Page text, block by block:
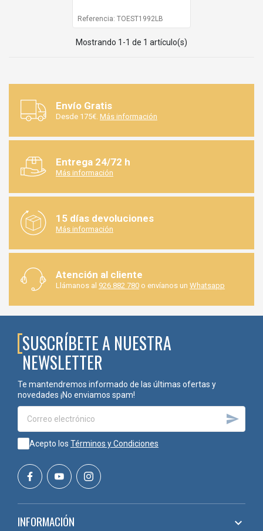
Referencia: TOEST1992LB
Mostrando 1-1 de 1 artículo(s)
Envío Gratis
Desde 175€. Más información
Entrega 24/72 h
Más información
15 días devoluciones
Más información
Atención al cliente
Llámanos al 926 882 780 o envíanos un Whatsapp
SUSCRÍBETE A NUESTRA
NEWSLETTER
Te mantendremos informado de las últimas ofertas y
novedades ¡No enviamos spam!

Acepto los Términos y Condiciones
INFORMACIÓN 